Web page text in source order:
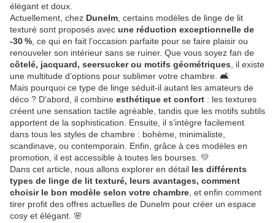
élégant et doux.
Actuellement, chez Dunelm , certains modèles de linge de lit
texturé sont proposés avec une réduction exceptionnelle de
-30 % , ce qui en fait l’occasion parfaite pour se faire plaisir ou
renouveler son intérieur sans se ruiner. Que vous soyez fan de
côtelé, jacquard, seersucker ou motifs géométriques , il existe
une multitude d’options pour sublimer votre chambre. 🛋️
Mais pourquoi ce type de linge séduit-il autant les amateurs de
déco ? D’abord, il combine esthétique et confort : les textures
créent une sensation tactile agréable, tandis que les motifs subtils
apportent de la sophistication. Ensuite, il s’intègre facilement
dans tous les styles de chambre : bohème, minimaliste,
scandinave, ou contemporain. Enfin, grâce à ces modèles en
promotion, il est accessible à toutes les bourses. 💛
Dans cet article, nous allons explorer en détail les différents
types de linge de lit texturé, leurs avantages, comment
choisir le bon modèle selon votre chambre , et enfin comment
tirer profit des offres actuelles de Dunelm pour créer un espace
cosy et élégant. 🌸